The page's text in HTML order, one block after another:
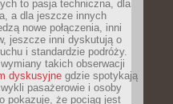
to pasja techniczna, dla
a dla jeszcze innych
nowe połączenia, inni
jeszcze inni dyskutują o
i standardzie podróży.
takich obserwacji
dyskusyjne gdzie spotykają
pasażerowie i osoby
pokazuje, że pociąg jest